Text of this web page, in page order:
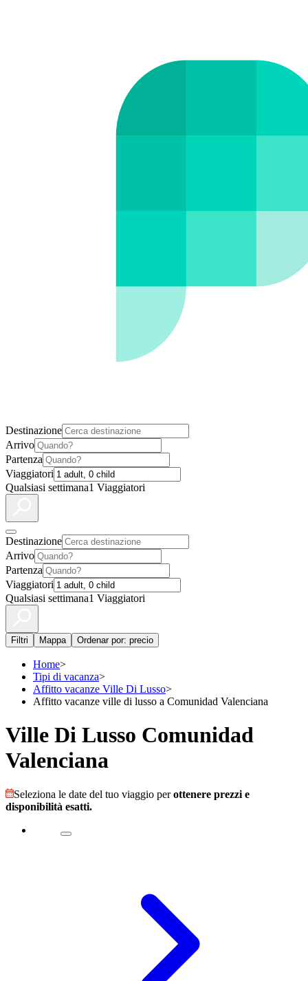
Destinazione
Arrivo
Partenza
Viaggiatori
Qualsiasi settimana1 Viaggiatori
Destinazione
Arrivo
Partenza
Viaggiatori
Qualsiasi settimana1 Viaggiatori
Filtri Mappa Ordenar por: precio
Home>
Tipi di vacanza>
Affitto vacanze Ville Di Lusso>
Affitto vacanze ville di lusso a Comunidad Valenciana
Ville Di Lusso Comunidad
Valenciana
Seleziona le date del tuo viaggio perottenere prezzi e
disponibilità esatti.